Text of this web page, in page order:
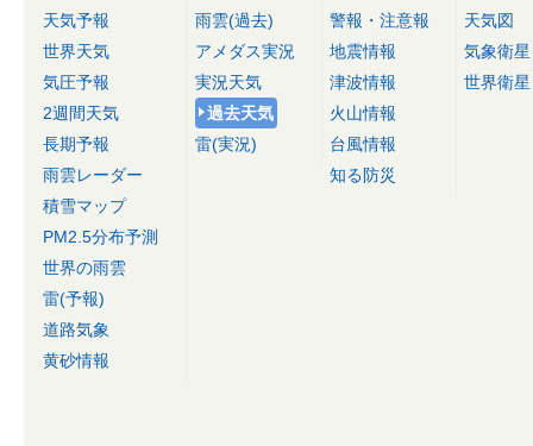
天気予報
世界天気
気圧予報
2週間天気
長期予報
雨雲レーダー
積雪マップ
PM2.5分布予測
世界の雨雲
雷(予報)
道路気象
黄砂情報
雨雲(過去)
アメダス実況
実況天気
過去天気
雷(実況)
警報・注意報
地震情報
津波情報
火山情報
台風情報
知る防災
天気図
気象衛星
世界衛星